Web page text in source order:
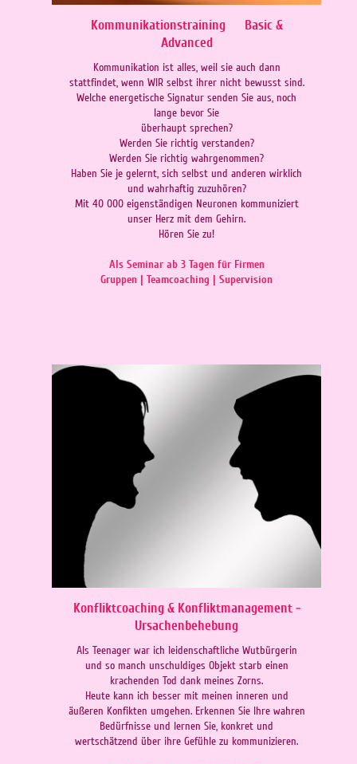
Kommunikationstraining Basic &
Advanced
Kommunikation ist alles, weil sie auch dann
stattfindet, wenn WIR selbst ihrer nicht bewusst sind.
Welche energetische Signatur senden Sie aus, noch
lange bevor Sie
überhaupt sprechen?
Werden Sie richtig verstanden?
Werden Sie richtig wahrgenommen?
Haben Sie je gelernt, sich selbst und anderen wirklich
und wahrhaftig zuzuhören?
Mit 40 000 eigenständigen Neuronen kommuniziert
unser Herz mit dem Gehirn.
Hören Sie zu!
Als Seminar ab 3 Tagen für Firmen
Gruppen | Teamcoaching | Supervision
Konfliktcoaching & Konfliktmanagement -
Ursachenbehebung
Als Teenager war ich leidenschaftliche Wutbürgerin
und so manch unschuldiges Objekt starb einen
krachenden Tod dank meines Zorns.
Heute kann ich besser mit meinen inneren und
äußeren Konfikten umgehen. Erkennen Sie Ihre wahren
Bedürfnisse und lernen Sie, konkret und
wertschätzend über ihre Gefühle zu kommunizieren.